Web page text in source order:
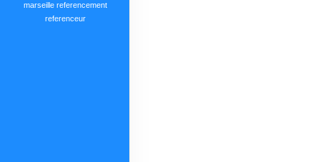
marseille referencement
referenceur